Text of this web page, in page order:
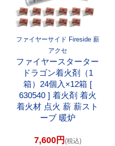
ファイヤーサイド Fireside 薪
アクセ
ファイヤースターター
ドラゴン着火剤（1
箱）24個入×12箱 [
630540 ] 着火剤 着火
着火材 点火 薪 薪スト
ーブ 暖炉
7,600円 (税込)